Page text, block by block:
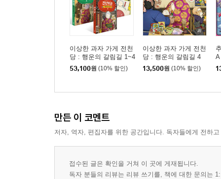
이상한 과자 가게 전천
당 : 행운의 갈림길 1~4
권 세트
53,100원 (10% 할인)
이상한 과자 가게 전천
당 : 행운의 갈림길 4
13,500원 (10% 할인)
A
만든 이 코멘트
저자, 역자, 편집자를 위한 공간입니다. 독자들에게 전하
접수된 글은 확인을 거쳐 이 곳에 게재됩니다.
독자 분들의 리뷰는 리뷰 쓰기를, 책에 대한 문의는